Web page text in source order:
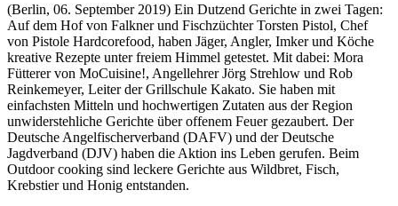
(Berlin, 06. September 2019) Ein Dutzend Gerichte in zwei Tagen:
Auf dem Hof von Falkner und Fischzüchter Torsten Pistol, Chef
von Pistole Hardcorefood, haben Jäger, Angler, Imker und Köche
kreative Rezepte unter freiem Himmel getestet. Mit dabei: Mora
Fütterer von MoCuisine!, Angellehrer Jörg Strehlow und Rob
Reinkemeyer, Leiter der Grillschule Kakato. Sie haben mit
einfachsten Mitteln und hochwertigen Zutaten aus der Region
unwiderstehliche Gerichte über offenem Feuer gezaubert. Der
Deutsche Angelfischerverband (DAFV) und der Deutsche
Jagdverband (DJV) haben die Aktion ins Leben gerufen. Beim
Outdoor cooking sind leckere Gerichte aus Wildbret, Fisch,
Krebstier und Honig entstanden.